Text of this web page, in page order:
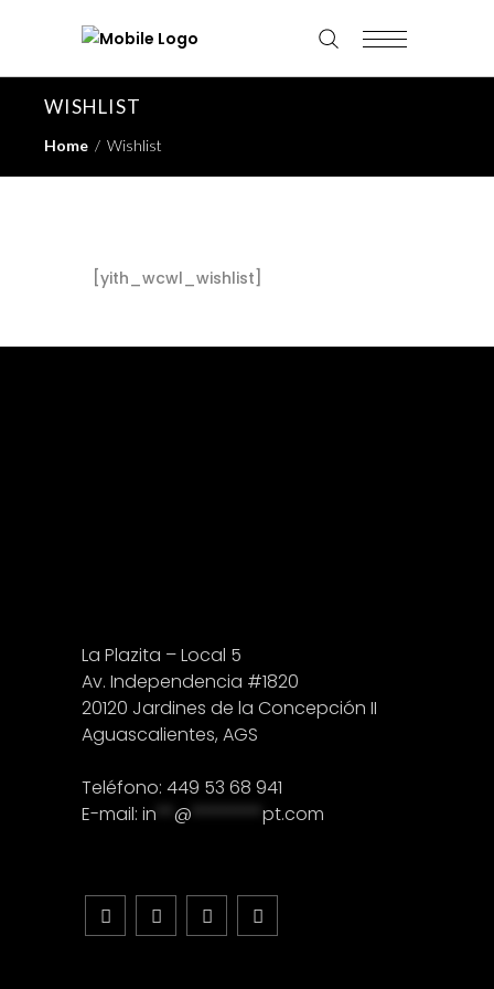
WISHLIST
Home / Wishlist
[yith_wcwl_wishlist]
La Plazita – Local 5
Av. Independencia #1820
20120 Jardines de la Concepción II
Aguascalientes, AGS
Teléfono: 449 53 68 941
E-mail: in @ pt.com